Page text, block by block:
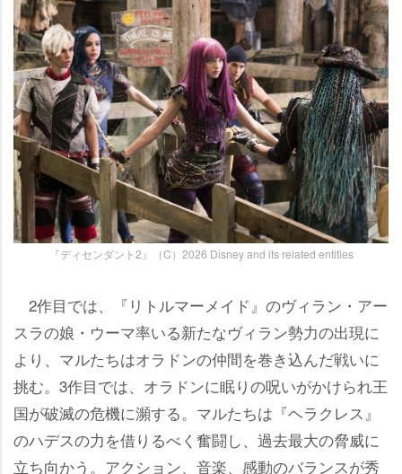
『ディセンダント2』（C）2026 Disney and its related entities
2作目では、『リトルマーメイド』のヴィラン・アー
スラの娘・ウーマ率いる新たなヴィラン勢力の出現に
より、マルたちはオラドンの仲間を巻き込んだ戦いに
挑む。3作目では、オラドンに眠りの呪いがかけられ王
国が破滅の危機に瀕する。マルたちは『ヘラクレス』
のハデスの力を借りるべく奮闘し、過去最大の脅威に
立ち向かう。アクション、音楽、感動のバランスが秀